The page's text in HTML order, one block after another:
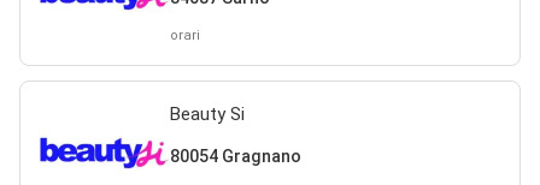
orari
Beauty Si
80054 Gragnano